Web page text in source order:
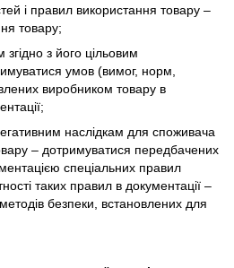
і правил використання товару –
товару;
з його цільовим
умов (вимог, норм,
виробником товару в
наслідкам для споживача
– дотримуватися передбачених
спеціальних правил
таких правил в документації –
безпеки, встановлених для